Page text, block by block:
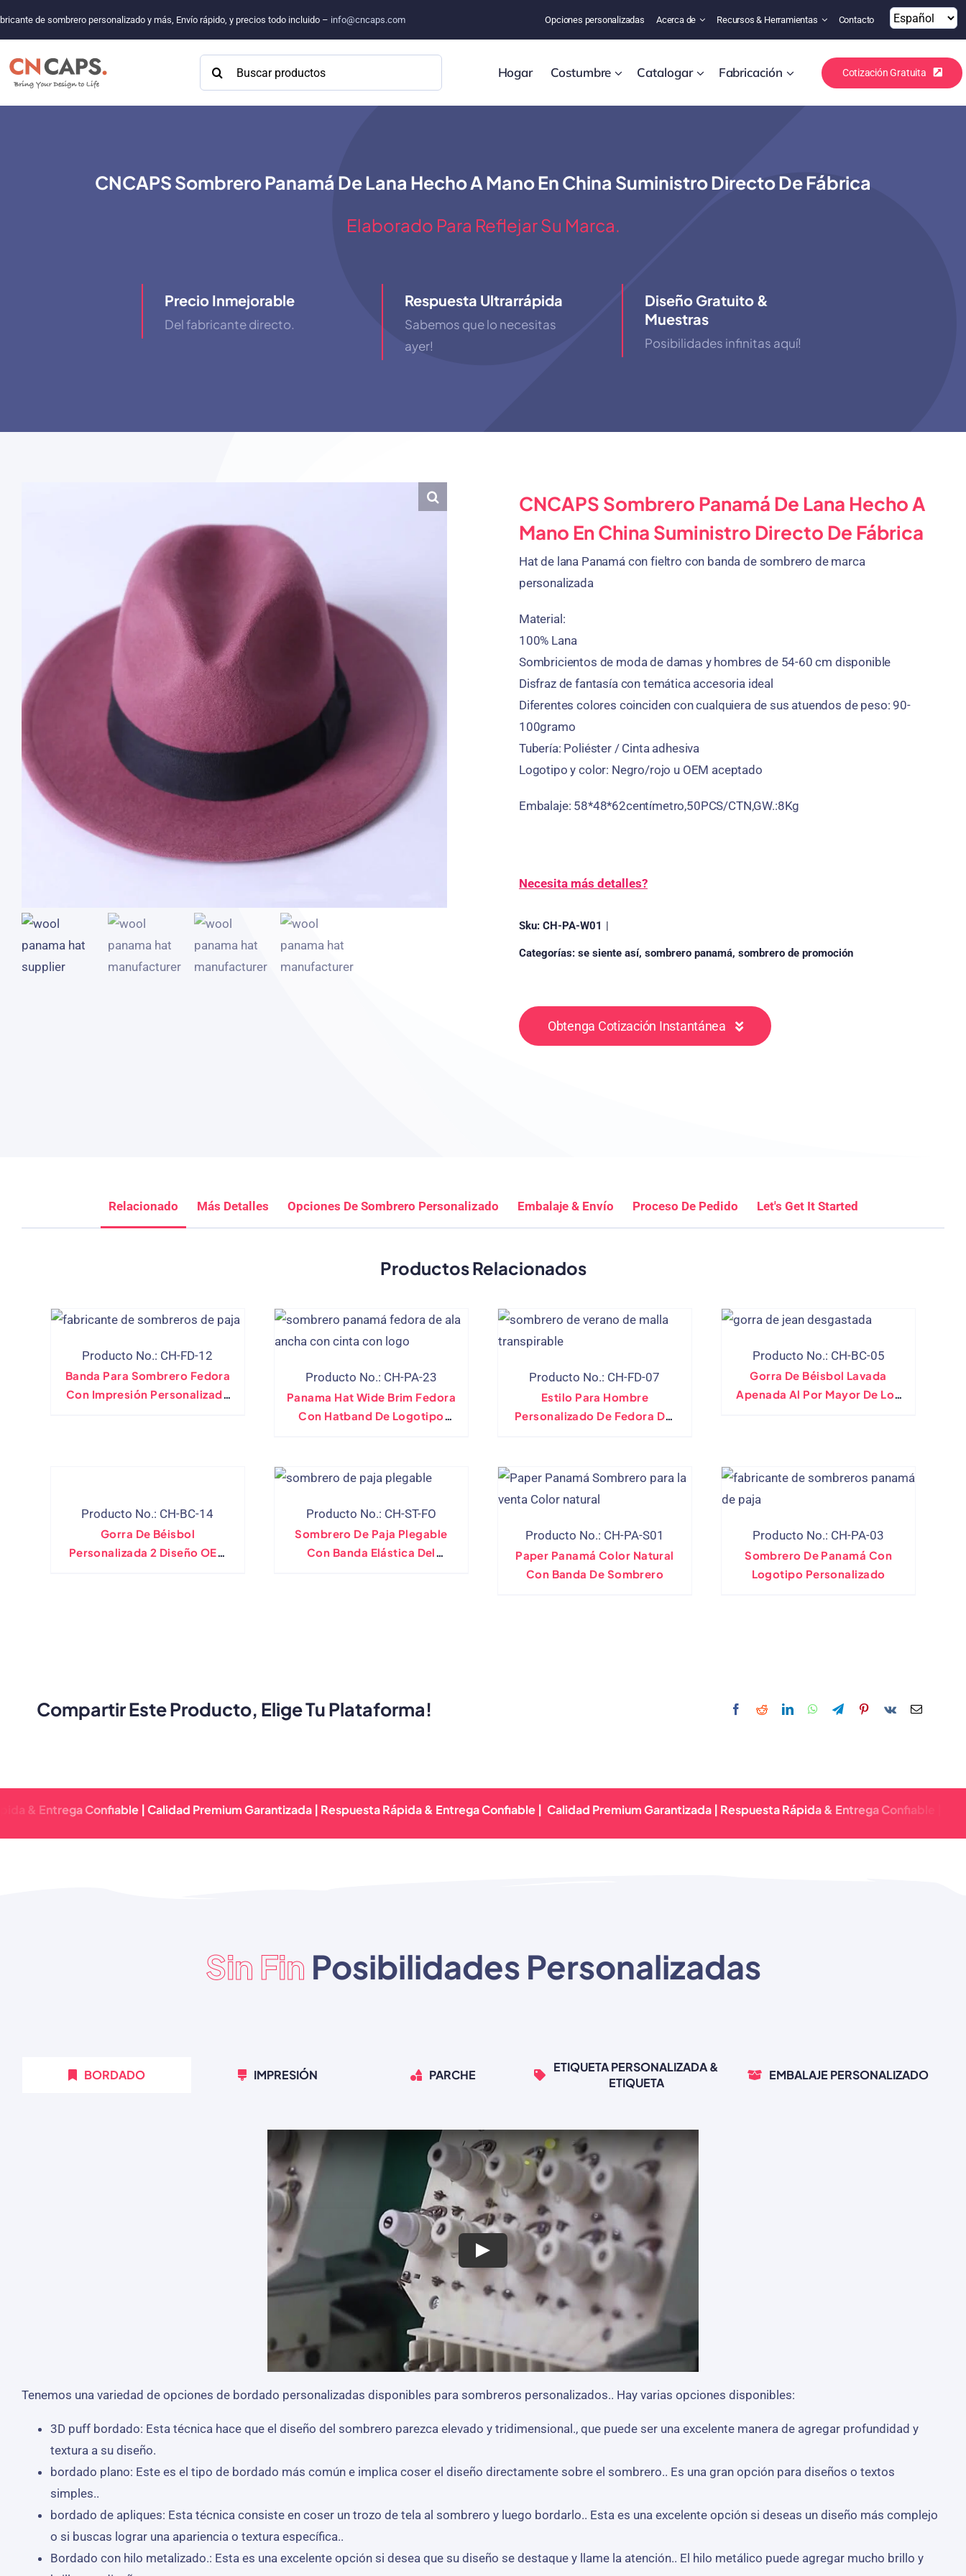
de sombrero personalizado y más, Envío rápido, y precios todo incluido – info@cncaps.com Opciones personalizadas Acerca de Recursos & Herramientas Contacto
Buscar: Hogar Costumbre Catalogar Fabricación Cotización Gratuita
CNCAPS Sombrero Panamá De Lana Hecho A Mano En China Suministro Directo De Fábrica
Elaborado Para Reflejar Su Marca.
Precio Inmejorable
Del fabricante directo.
Respuesta Ultrarrápida
Sabemos que lo necesitas
ayer!
Diseño Gratuito &
Muestras
Posibilidades infinitas aquí!
CNCAPS Sombrero Panamá De Lana Hecho A
Mano En China Suministro Directo De Fábrica
Hat de lana Panamá con fieltro con banda de sombrero de marca
personalizada
Material:
100% Lana
Sombricientos de moda de damas y hombres de 54-60 cm disponible
Disfraz de fantasía con temática accesoria ideal
Diferentes colores coinciden con cualquiera de sus atuendos de peso: 90-
100gramo
Tubería: Poliéster / Cinta adhesiva
Logotipo y color: Negro/rojo u OEM aceptado
Embalaje: 58*48*62centímetro,50PCS/CTN,GW.:8Kg
Necesita más detalles?
Sku: CH-PA-W01 |
Categorías: se siente así, sombrero panamá, sombrero de promoción
Obtenga Cotización Instantánea
Relacionado Más Detalles Opciones De Sombrero Personalizado Embalaje & Envío Proceso De Pedido Let's Get It Started
Productos Relacionados
Producto No.: CH-FD-12
Banda Para Sombrero Fedora
Con Impresión Personalizada
Producto No.: CH-PA-23
Panama Hat Wide Brim Fedora
Con Hatband De Logotipo
Producto No.: CH-FD-07
Estilo Para Hombre
Personalizado De Fedora Del
Producto No.: CH-BC-05
Gorra De Béisbol Lavada
Apenada Al Por Mayor De Los
Producto No.: CH-BC-14
Gorra De Béisbol
Personalizada 2 Diseño OEM
Producto No.: CH-ST-FO
Sombrero De Paja Plegable
Con Banda Elástica Del
Producto No.: CH-PA-S01
Paper Panamá Color Natural
Con Banda De Sombrero
Producto No.: CH-PA-03
Sombrero De Panamá Con
Logotipo Personalizado
Compartir Este Producto, Elige Tu Plataforma!
Confiable | Calidad Premium Garantizada | Respuesta Rápida & Entrega Confiable | Calidad Premium Garantizada | Respuesta Rápida & Entrega Confiable | Calidad
Sin Fin Posibilidades Personalizadas
BORDADO IMPRESIÓN PARCHE
ETIQUETA PERSONALIZADA &
ETIQUETA
EMBALAJE PERSONALIZADO
Tenemos una variedad de opciones de bordado personalizadas disponibles para sombreros personalizados.. Hay varias opciones disponibles:
3D puff bordado: Esta técnica hace que el diseño del sombrero parezca elevado y tridimensional., que puede ser una excelente manera de agregar profundidad y
textura a su diseño.
bordado plano: Este es el tipo de bordado más común e implica coser el diseño directamente sobre el sombrero.. Es una gran opción para diseños o textos
simples..
bordado de apliques: Esta técnica consiste en coser un trozo de tela al sombrero y luego bordarlo.. Esta es una excelente opción si deseas un diseño más complejo
o si buscas lograr una apariencia o textura específica..
Bordado con hilo metalizado.: Esta es una excelente opción si desea que su diseño se destaque y llame la atención.. El hilo metálico puede agregar mucho brillo y